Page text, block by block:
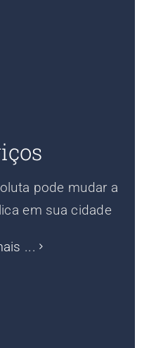
pode mudar a
em sua cidade
...